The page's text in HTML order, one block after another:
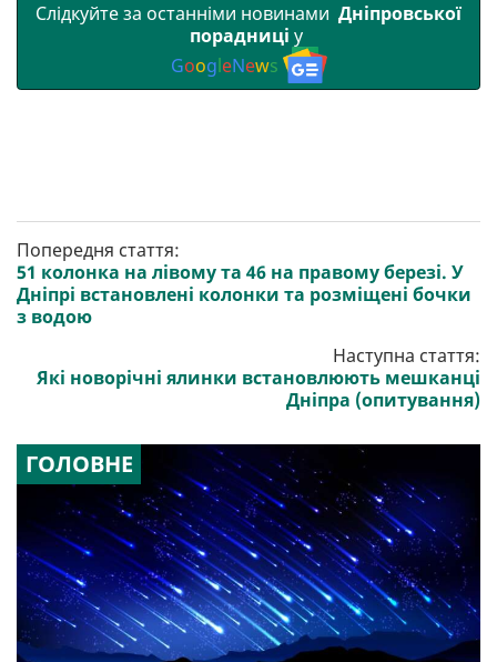
Слідкуйте за останніми новинами Дніпровської
порадниці у
GoogleNews
Попередня стаття:
51 колонка на лівому та 46 на правому березі. У
Дніпрі встановлені колонки та розміщені бочки
з водою
Наступна стаття:
Які новорічні ялинки встановлюють мешканці
Дніпра (опитування)
ГОЛОВНЕ